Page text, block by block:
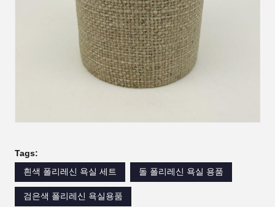
Tags:
흰색 폴리레신 욕실 세트
돌 폴리레신 욕실 용품
검은색 폴리레신 욕실용품